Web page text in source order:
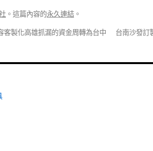
。這篇內容的永久連結 。
客製化高雄抓漏的資金周轉為台中
台南沙發訂